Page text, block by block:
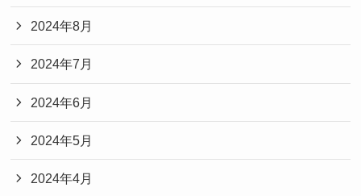
2024年8月
2024年7月
2024年6月
2024年5月
2024年4月